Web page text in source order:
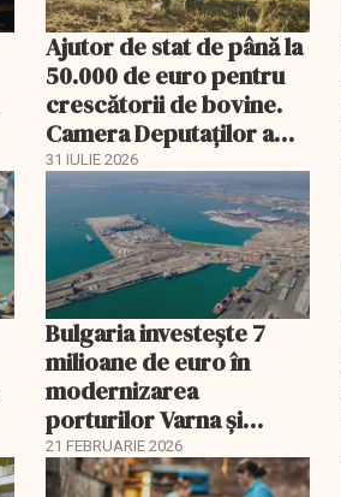
Ajutor de stat de până la
50.000 de euro pentru
crescătorii de bovine.
Camera Deputaților a
aprobat schema
31 IULIE 2026
Bulgaria investește 7
milioane de euro în
modernizarea
porturilor Varna și
Burgas
21 FEBRUARIE 2026